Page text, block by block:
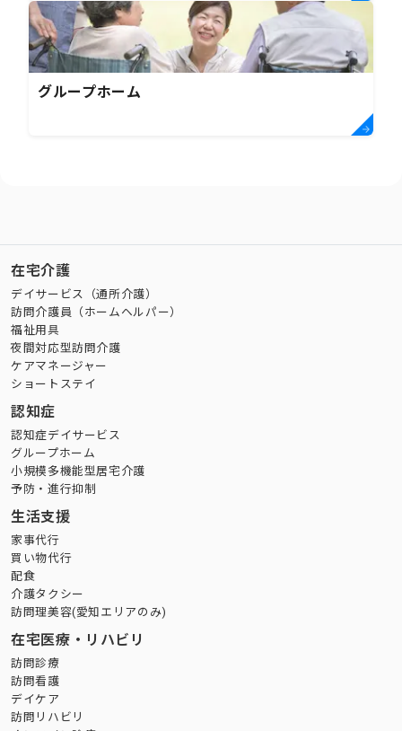
グループホーム
在宅介護
デイサービス（通所介護）
訪問介護員（ホームヘルパー）
福祉用具
夜間対応型訪問介護
ケアマネージャー
ショートステイ
認知症
認知症デイサービス
グループホーム
小規模多機能型居宅介護
予防・進行抑制
生活支援
家事代行
買い物代行
配食
介護タクシー
訪問理美容(愛知エリアのみ)
在宅医療・リハビリ
訪問診療
訪問看護
デイケア
訪問リハビリ